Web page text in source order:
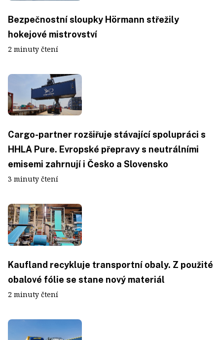
Bezpečnostní sloupky Hörmann střežily
hokejové mistrovství
2 minuty čtení
Cargo-partner rozšiřuje stávající spolupráci s
HHLA Pure. Evropské přepravy s neutrálními
emisemi zahrnují i Česko a Slovensko
3 minuty čtení
Kaufland recykluje transportní obaly. Z použité
obalové fólie se stane nový materiál
2 minuty čtení